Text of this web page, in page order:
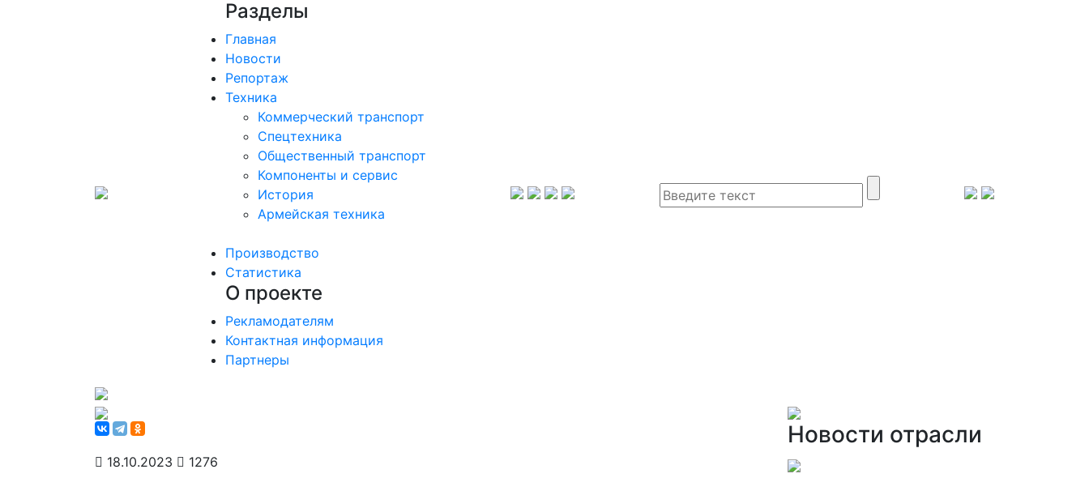
Разделы
Главная
Новости
Репортаж
Техника
Коммерческий транспорт
Спецтехника
Общественный транспорт
Компоненты и сервис
История
Армейская техника
Производство
Статистика
О проекте
Рекламодателям
Контактная информация
Партнеры
18.10.2023 1276
Новости отрасли